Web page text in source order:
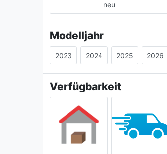
neu
Modelljahr
2023 2024 2025 2026
Verfügbarkeit